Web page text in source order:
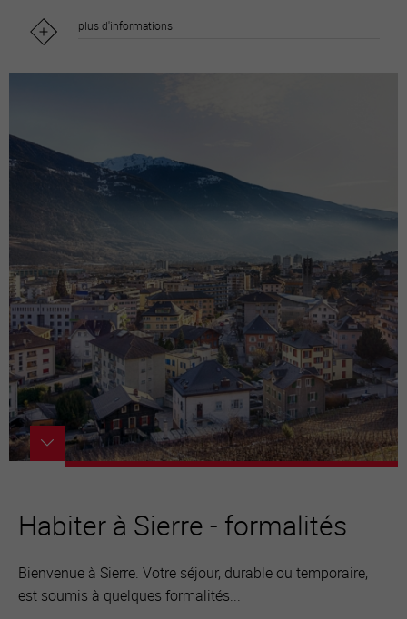
plus d'informations
Habiter à Sierre - formalités
Bienvenue à Sierre. Votre séjour, durable ou temporaire,
est soumis à quelques formalités...